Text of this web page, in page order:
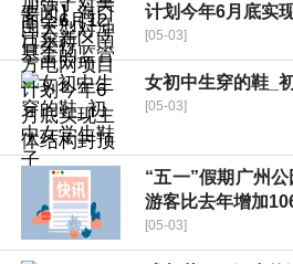
计划今年6月底实
[05-03]
女初中生穿的鞋_
[05-03]
“五一”假期广州
游客比去年增加
[05-03]